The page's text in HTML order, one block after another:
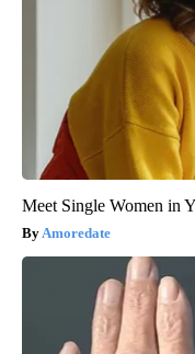
Meet Single Women in
Amoredate